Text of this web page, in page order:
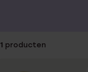
1 producten